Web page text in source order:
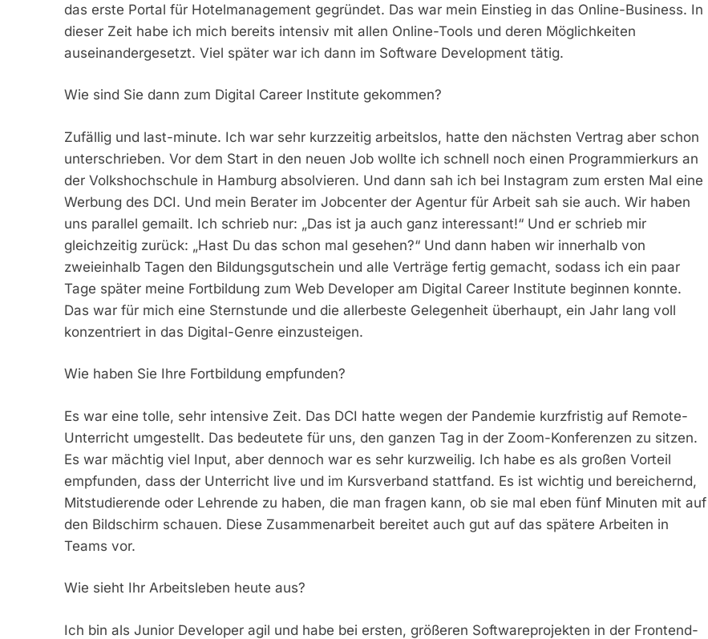
das erste Portal für Hotelmanagement gegründet. Das war mein Einstieg in das Online-Business. In
dieser Zeit habe ich mich bereits intensiv mit allen Online-Tools und deren Möglichkeiten
auseinandergesetzt. Viel später war ich dann im Software Development tätig.
Wie sind Sie dann zum Digital Career Institute gekommen?
Zufällig und last-minute. Ich war sehr kurzzeitig arbeitslos, hatte den nächsten Vertrag aber schon
unterschrieben. Vor dem Start in den neuen Job wollte ich schnell noch einen Programmierkurs an
der Volkshochschule in Hamburg absolvieren. Und dann sah ich bei Instagram zum ersten Mal eine
Werbung des DCI. Und mein Berater im Jobcenter der Agentur für Arbeit sah sie auch. Wir haben
uns parallel gemailt. Ich schrieb nur: „Das ist ja auch ganz interessant!“ Und er schrieb mir
gleichzeitig zurück: „Hast Du das schon mal gesehen?“ Und dann haben wir innerhalb von
zweieinhalb Tagen den Bildungsgutschein und alle Verträge fertig gemacht, sodass ich ein paar
Tage später meine Fortbildung zum Web Developer am Digital Career Institute beginnen konnte.
Das war für mich eine Sternstunde und die allerbeste Gelegenheit überhaupt, ein Jahr lang voll
konzentriert in das Digital-Genre einzusteigen.
Wie haben Sie Ihre Fortbildung empfunden?
Es war eine tolle, sehr intensive Zeit. Das DCI hatte wegen der Pandemie kurzfristig auf Remote-
Unterricht umgestellt. Das bedeutete für uns, den ganzen Tag in der Zoom-Konferenzen zu sitzen.
Es war mächtig viel Input, aber dennoch war es sehr kurzweilig. Ich habe es als großen Vorteil
empfunden, dass der Unterricht live und im Kursverband stattfand. Es ist wichtig und bereichernd,
Mitstudierende oder Lehrende zu haben, die man fragen kann, ob sie mal eben fünf Minuten mit auf
den Bildschirm schauen. Diese Zusammenarbeit bereitet auch gut auf das spätere Arbeiten in
Teams vor.
Wie sieht Ihr Arbeitsleben heute aus?
Ich bin als Junior Developer agil und habe bei ersten, größeren Softwareprojekten in der Frontend-